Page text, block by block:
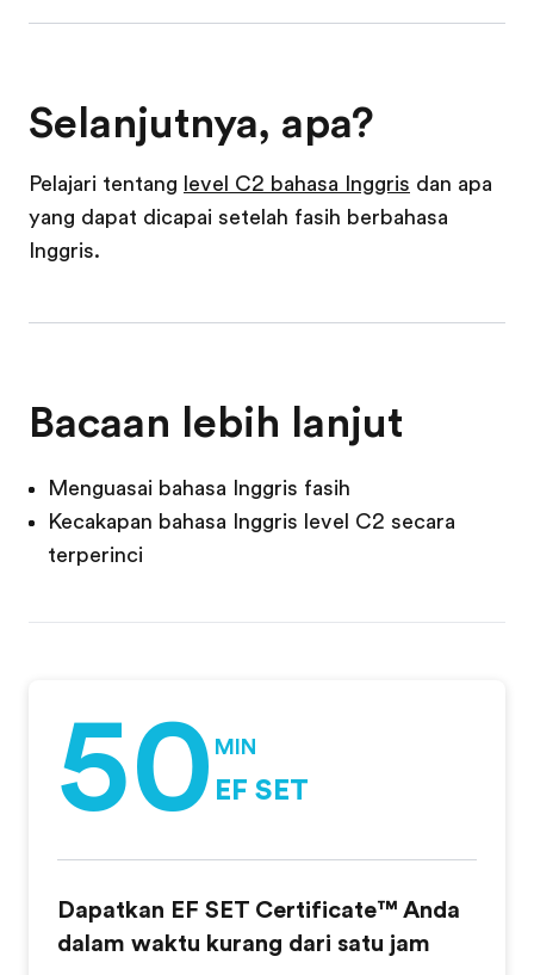
Selanjutnya, apa?
Pelajari tentang level C2 bahasa Inggris dan apa
yang dapat dicapai setelah fasih berbahasa
Inggris.
Bacaan lebih lanjut
Menguasai bahasa Inggris fasih
Kecakapan bahasa Inggris level C2 secara
terperinci
50 MIN
EF SET
Dapatkan EF SET Certificate™ Anda
dalam waktu kurang dari satu jam